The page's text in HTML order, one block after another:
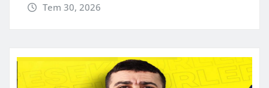
Tem 30, 2026